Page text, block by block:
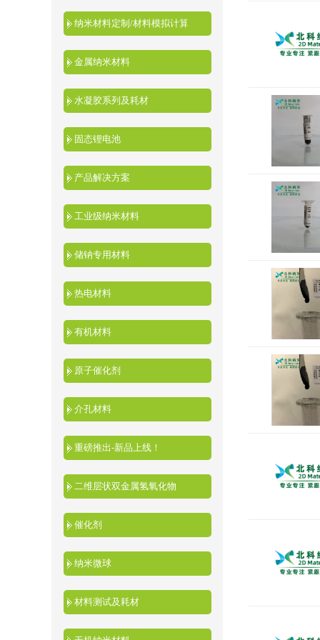
纳米材料定制/材料模拟计算
金属纳米材料
水凝胶系列及耗材
固态锂电池
产品解决方案
工业级纳米材料
储钠专用材料
热电材料
有机材料
原子催化剂
介孔材料
重磅推出-新品上线！
二维层状双金属氢氧化物
催化剂
纳米微球
材料测试及耗材